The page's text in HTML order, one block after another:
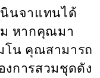
นจาแทนได้
ม หากคุณมา
โน คุณสามารถ
งการสวมชุดดัง